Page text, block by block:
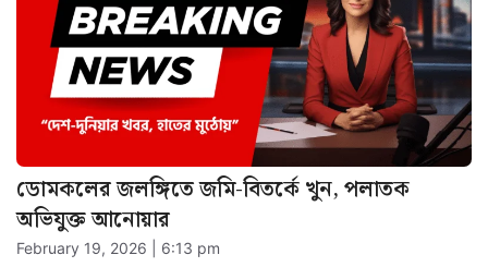
ডোমকলের জলঙ্গিতে জমি-বিতর্কে খুন, পলাতক
অভিযুক্ত আনোয়ার
February 19, 2026 | 6:13 pm